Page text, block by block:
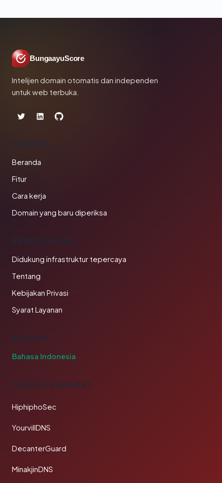
BungaayuScore
Intelijen domain otomatis dan independen
untuk web terbuka.
PRODUK
Beranda
Fitur
Cara kerja
Domain yang baru diperiksa
PERUSAHAAN
Didukung infrastruktur tepercaya
Tentang
Kebijakan Privasi
Syarat Layanan
BAHASA
Bahasa Indonesia
TAUTAN SAHABAT
HiphiphoSec
YourvillDNS
DecanterGuard
MinakjinDNS